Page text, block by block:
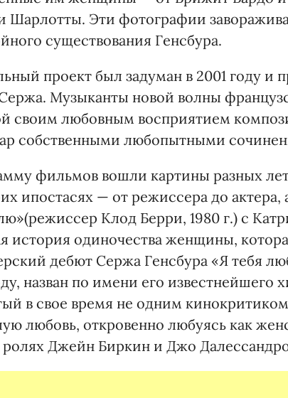
Шарлотты. Эти фотографии
существования Генсбура.
проект был задуман в 2001 году и
Музыканты новой волны
своим любовным восприятием
собственными любопытными
фильмов вошли картины разных
ипостасях — от режиссера до
Клод Берри, 1980 г.) с
история одиночества женщины,
дебют Сержа Генсбура «Я тебя
назван по имени его известнейшего
в свое время не одним
любовь, откровенно любуясь как
ролях Джейн Биркин и Джо